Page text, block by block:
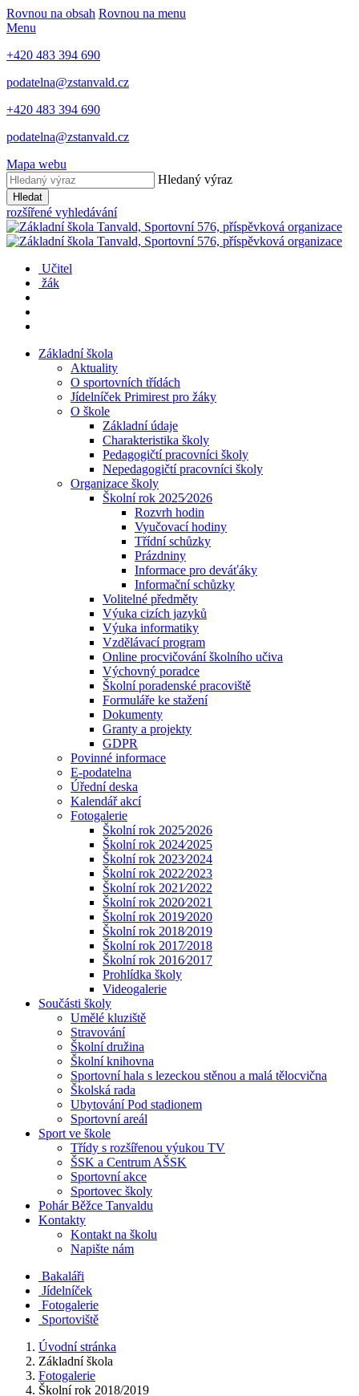
Rovnou na obsah Rovnou na menu
Menu
+420 483 394 690
podatelna@zstanvald.cz
+420 483 394 690
podatelna@zstanvald.cz
Mapa webu
Hledaný výraz
Hledat
rozšířené vyhledávání
Učitel
žák
Základní škola
Aktuality
O sportovních třídách
Jídelníček Primirest pro žáky
O škole
Základní údaje
Charakteristika školy
Pedagogičtí pracovníci školy
Nepedagogičtí pracovníci školy
Organizace školy
Školní rok 2025⁄2026
Rozvrh hodin
Vyučovací hodiny
Třídní schůzky
Prázdniny
Informace pro deváťáky
Informační schůzky
Volitelné předměty
Výuka cizích jazyků
Výuka informatiky
Vzdělávací program
Online procvičování školního učiva
Výchovný poradce
Školní poradenské pracoviště
Formuláře ke stažení
Dokumenty
Granty a projekty
GDPR
Povinné informace
E-podatelna
Úřední deska
Kalendář akcí
Fotogalerie
Školní rok 2025⁄2026
Školní rok 2024⁄2025
Školní rok 2023⁄2024
Školní rok 2022⁄2023
Školní rok 2021⁄2022
Školní rok 2020⁄2021
Školní rok 2019⁄2020
Školní rok 2018⁄2019
Školní rok 2017⁄2018
Školní rok 2016⁄2017
Prohlídka školy
Videogalerie
Součásti školy
Umělé kluziště
Stravování
Školní družina
Školní knihovna
Sportovní hala s lezeckou stěnou a malá tělocvična
Školská rada
Ubytování Pod stadionem
Sportovní areál
Sport ve škole
Třídy s rozšířenou výukou TV
ŠSK a Centrum AŠSK
Sportovní akce
Sportovec školy
Pohár Běžce Tanvaldu
Kontakty
Kontakt na školu
Napište nám
Bakaláři
Jídelníček
Fotogalerie
Sportoviště
Úvodní stránka
Základní škola
Fotogalerie
Školní rok 2018/2019